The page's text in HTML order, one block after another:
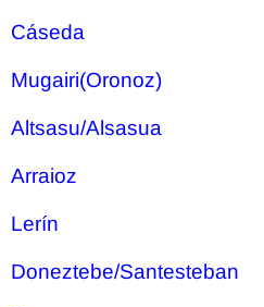
Cáseda
Mugairi(Oronoz)
Altsasu/Alsasua
Arraioz
Lerín
Doneztebe/Santesteban